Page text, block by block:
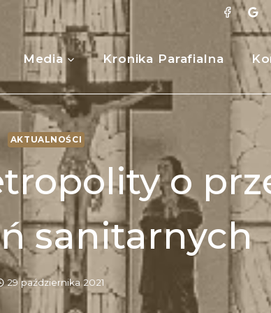
Media Kronika Parafialna
AKTUALNOŚCI
o
sanitarnych
29 października 2021